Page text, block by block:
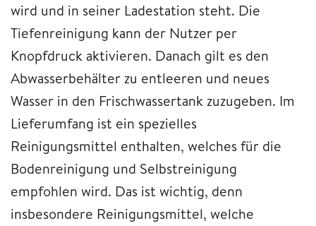
wird und in seiner Ladestation steht. Die
Tiefenreinigung kann der Nutzer per
Knopfdruck aktivieren. Danach gilt es den
Abwasserbehälter zu entleeren und neues
Wasser in den Frischwassertank zuzugeben. Im
Lieferumfang ist ein spezielles
Reinigungsmittel enthalten, welches für die
Bodenreinigung und Selbstreinigung
empfohlen wird. Das ist wichtig, denn
insbesondere Reinigungsmittel, welche